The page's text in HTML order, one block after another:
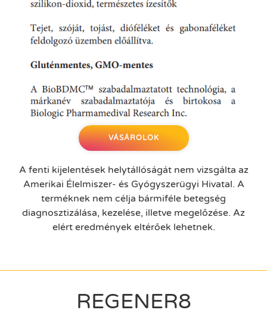
VÁSÁROLOK
A fenti kijelentések helytállóságát nem vizsgálta az
Amerikai Élelmiszer- és Gyógyszerügyi Hivatal. A
terméknek nem célja bármiféle betegség
diagnosztizálása, kezelése, illetve megelőzése. Az
elért eredmények eltérőek lehetnek.
REGENER8